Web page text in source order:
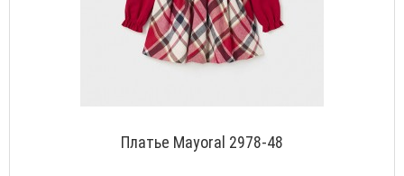
Платье Mayoral 2978-48